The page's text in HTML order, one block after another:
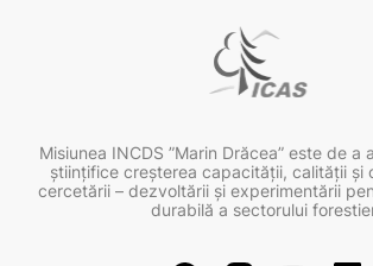
Misiunea INCDS ”Marin Drăcea” este de a
ştiinţifice creşterea capacităţii, calităţii şi
cercetării – dezvoltării şi experimentării
durabilă a sectorului